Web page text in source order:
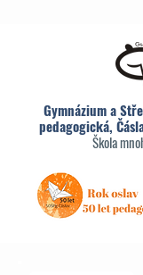
Gymnázium a
pedagogická,
Škola